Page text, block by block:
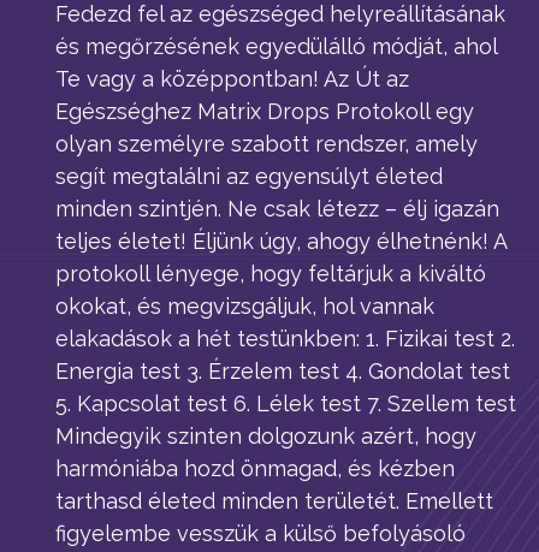
Fedezd fel az egészséged helyreállításának
és megőrzésének egyedülálló módját, ahol
Te vagy a középpontban! Az Út az
Egészséghez Matrix Drops Protokoll egy
olyan személyre szabott rendszer, amely
segít megtalálni az egyensúlyt életed
minden szintjén. Ne csak létezz – élj igazán
teljes életet! Éljünk úgy, ahogy élhetnénk! A
protokoll lényege, hogy feltárjuk a kiváltó
okokat, és megvizsgáljuk, hol vannak
elakadások a hét testünkben: 1. Fizikai test 2.
Energia test 3. Érzelem test 4. Gondolat test
5. Kapcsolat test 6. Lélek test 7. Szellem test
Mindegyik szinten dolgozunk azért, hogy
harmóniába hozd önmagad, és kézben
tarthasd életed minden területét. Emellett
figyelembe vesszük a külső befolyásoló